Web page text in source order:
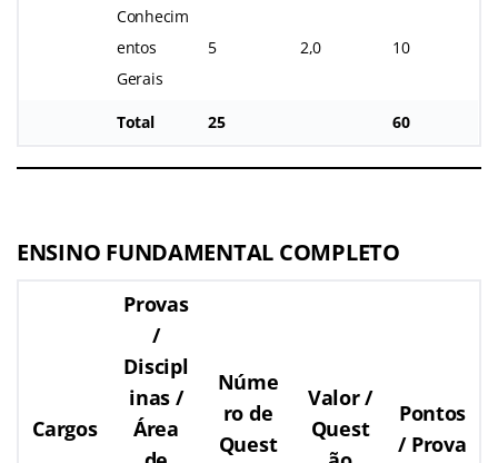
Conhecim
entos
Gerais
5 2,0 10
Total 25 60
ENSINO FUNDAMENTAL COMPLETO
Cargos
Provas
/
Discipl
inas /
Área
Núme
ro de
Quest
Valor /
Quest
Pontos
/ Prova